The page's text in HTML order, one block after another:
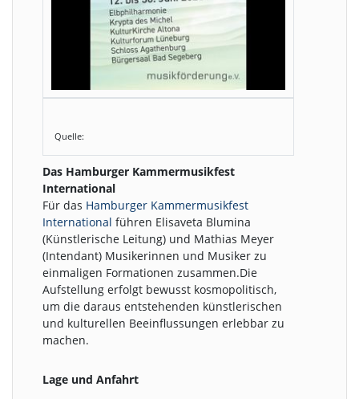
Quelle:
Das Hamburger Kammermusikfest
International
Für das Hamburger Kammermusikfest
International führen Elisaveta Blumina
(Künstlerische Leitung) und Mathias Meyer
(Intendant) Musikerinnen und Musiker zu
einmaligen Formationen zusammen.Die
Aufstellung erfolgt bewusst kosmopolitisch,
um die daraus entstehenden künstlerischen
und kulturellen Beeinflussungen erlebbar zu
machen.
Lage und Anfahrt